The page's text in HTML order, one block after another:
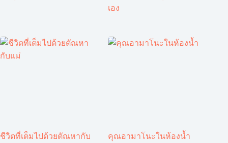
เอง
ชีวิตที่เต็มไปด้วยตัณหากับ คุณอามาโนะในห้องน้ำ